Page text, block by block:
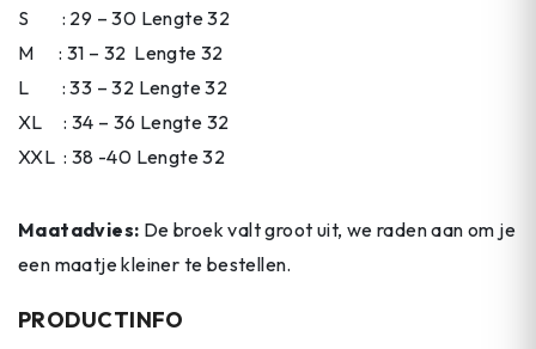
S : 29 – 30 Lengte 32
M : 31 – 32 Lengte 32
L : 33 – 32 Lengte 32
XL : 34 – 36 Lengte 32
XXL : 38 -40 Lengte 32
Maatadvies: De broek valt groot uit, we raden aan om je
een maatje kleiner te bestellen.
PRODUCTINFO